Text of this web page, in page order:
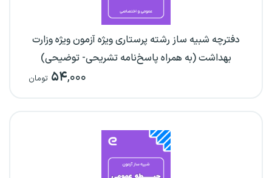
دفترچه شبیه ساز رشته پرستاری ویژه آزمون ویژه وزارت
بهداشت (به همراه پاسخ‌نامه تشریحی- توضیحی)
۵۴,۰۰۰ تومان